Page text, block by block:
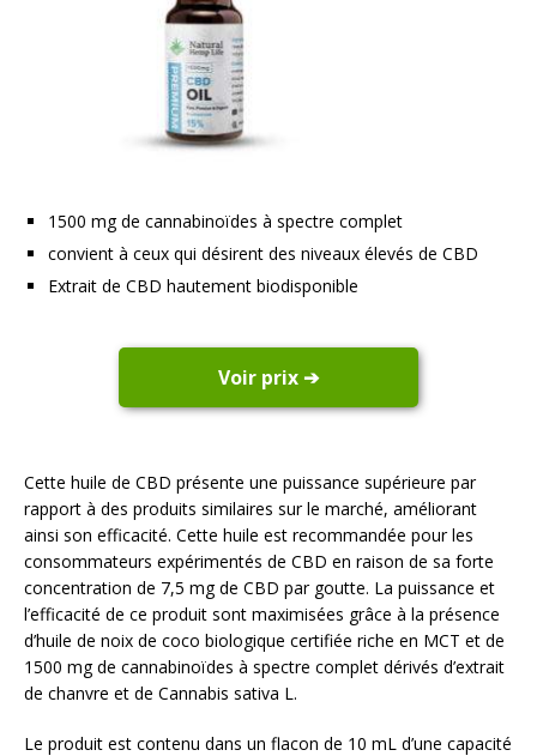
1500 mg de cannabinoïdes à spectre complet
convient à ceux qui désirent des niveaux élevés de CBD
Extrait de CBD hautement biodisponible
Voir prix ➔
Cette huile de CBD présente une puissance supérieure par
rapport à des produits similaires sur le marché, améliorant
ainsi son efficacité. Cette huile est recommandée pour les
consommateurs expérimentés de CBD en raison de sa forte
concentration de 7,5 mg de CBD par goutte. La puissance et
l’efficacité de ce produit sont maximisées grâce à la présence
d’huile de noix de coco biologique certifiée riche en MCT et de
1500 mg de cannabinoïdes à spectre complet dérivés d’extrait
de chanvre et de Cannabis sativa L.
Le produit est contenu dans un flacon de 10 mL d’une capacité